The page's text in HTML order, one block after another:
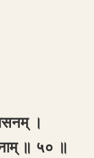
।
॥ ५० ॥